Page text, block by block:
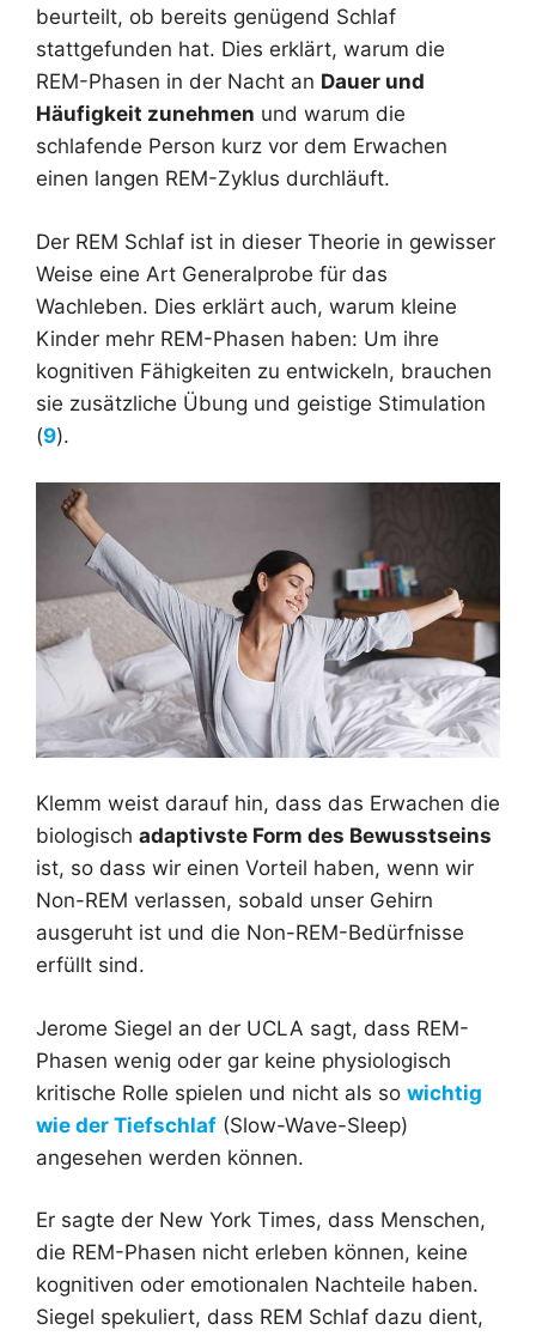
beurteilt, ob bereits genügend Schlaf
stattgefunden hat. Dies erklärt, warum die
REM-Phasen in der Nacht an Dauer und
Häufigkeit zunehmen und warum die
schlafende Person kurz vor dem Erwachen
einen langen REM-Zyklus durchläuft.
Der REM Schlaf ist in dieser Theorie in gewisser
Weise eine Art Generalprobe für das
Wachleben. Dies erklärt auch, warum kleine
Kinder mehr REM-Phasen haben: Um ihre
kognitiven Fähigkeiten zu entwickeln, brauchen
sie zusätzliche Übung und geistige Stimulation
(9).
Klemm weist darauf hin, dass das Erwachen die
biologisch adaptivste Form des Bewusstseins
ist, so dass wir einen Vorteil haben, wenn wir
Non-REM verlassen, sobald unser Gehirn
ausgeruht ist und die Non-REM-Bedürfnisse
erfüllt sind.
Jerome Siegel an der UCLA sagt, dass REM-
Phasen wenig oder gar keine physiologisch
kritische Rolle spielen und nicht als so wichtig
wie der Tiefschlaf (Slow-Wave-Sleep)
angesehen werden können.
Er sagte der New York Times, dass Menschen,
die REM-Phasen nicht erleben können, keine
kognitiven oder emotionalen Nachteile haben.
Siegel spekuliert, dass REM Schlaf dazu dient,